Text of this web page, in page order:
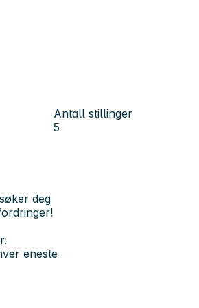
Antall stillinger
5
deg
eneste